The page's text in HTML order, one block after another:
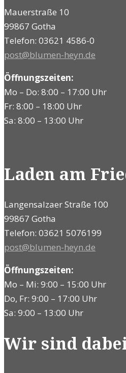
Mauerstraße 10
99867 Gotha
Telefon: 03621 4586-0
post@blumen-heyn.de
Öffnungszeiten:
Mo – Do: 8:00 – 17:00 Uhr
Fr: 8:00 – 18:00 Uhr
Sa: 8:00 – 13:00 Uhr
Laden am
Langensalzaer Straße 100
99867 Gotha
Telefon: 03621 5076199
post@blumen-heyn.de
Öffnungszeiten:
Mo – Mi: 9:00 – 15:00 Uhr
Do, Fr: 9:00 – 17:00 Uhr
Sa: 9:00 – 13:00 Uhr
Wir sind